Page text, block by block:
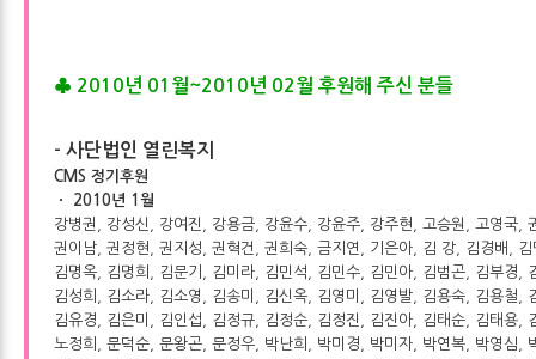
♣ 2010년 01월~2010년 02월 후원해 주신 분들
- 사단법인 열린복지
CMS 정기후원
ㆍ 2010년 1월
강병권, 강성신, 강여진, 강용금, 강윤수, 강윤주, 강주현, 고승원, 고영국,
권이남, 권정현, 권지성, 권혁건, 권희숙, 금지연, 기은아, 김 강, 김경배,
김명옥, 김명희, 김문기, 김미라, 김민석, 김민수, 김민아, 김범곤, 김부경,
김성희, 김소라, 김소영, 김송미, 김신옥, 김영미, 김영발, 김용숙, 김용철,
김유경, 김은미, 김인섭, 김정규, 김정순, 김정진, 김진아, 김태순, 김태용,
노정희, 문덕순, 문왕곤, 문정우, 박난희, 박미경, 박미자, 박연복, 박영심,